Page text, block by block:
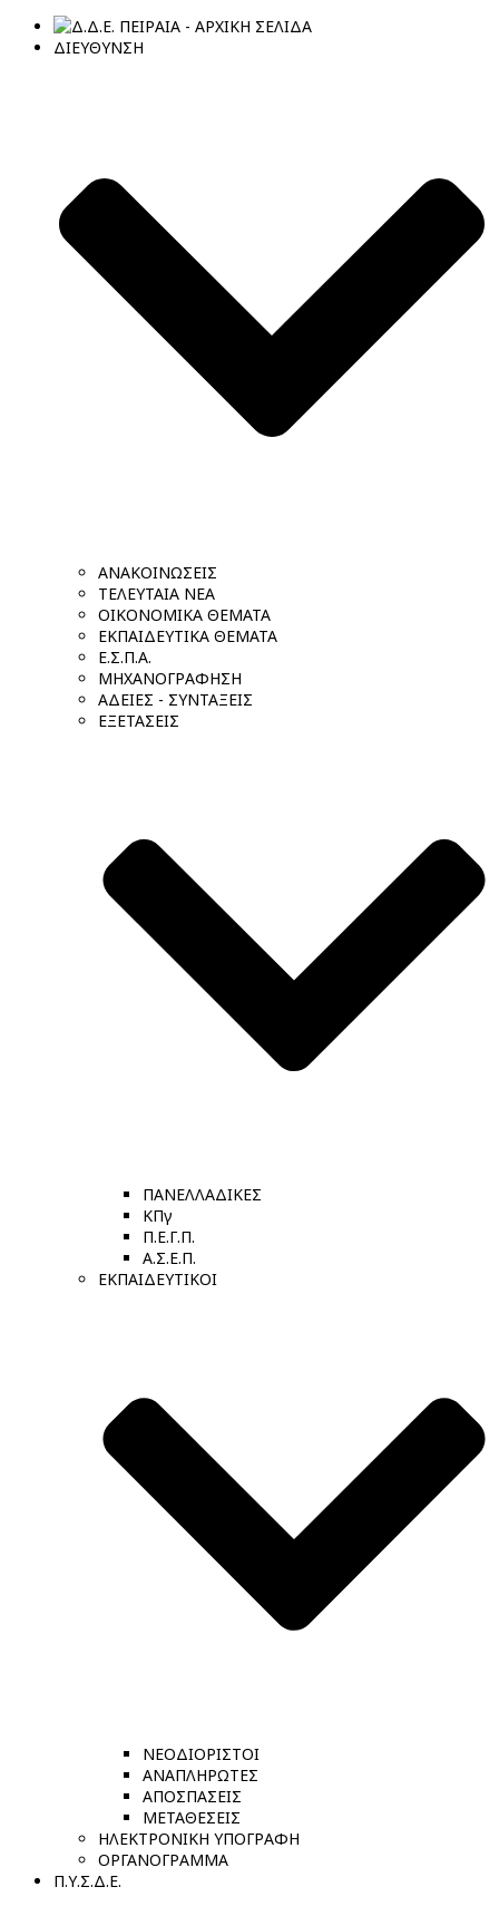
ΔΙΕΥΘΥΝΣΗ
ΑΝΑΚΟΙΝΩΣΕΙΣ
ΤΕΛΕΥΤΑΙΑ ΝΕΑ
ΟΙΚΟΝΟΜΙΚΑ ΘΕΜΑΤΑ
ΕΚΠΑΙΔΕΥΤΙΚΑ ΘΕΜΑΤΑ
Ε.Σ.Π.Α.
ΜΗΧΑΝΟΓΡΑΦΗΣΗ
ΑΔΕΙΕΣ - ΣΥΝΤΑΞΕΙΣ
ΕΞΕΤΑΣΕΙΣ
ΠΑΝΕΛΛΑΔΙΚΕΣ
ΚΠγ
Π.Ε.Γ.Π.
Α.Σ.Ε.Π.
ΕΚΠΑΙΔΕΥΤΙΚΟΙ
ΝΕΟΔΙΟΡΙΣΤΟΙ
ΑΝΑΠΛΗΡΩΤΕΣ
ΑΠΟΣΠΑΣΕΙΣ
ΜΕΤΑΘΕΣΕΙΣ
ΗΛΕΚΤΡΟΝΙΚΗ ΥΠΟΓΡΑΦΗ
ΟΡΓΑΝΟΓΡΑΜΜΑ
Π.Υ.Σ.Δ.Ε.